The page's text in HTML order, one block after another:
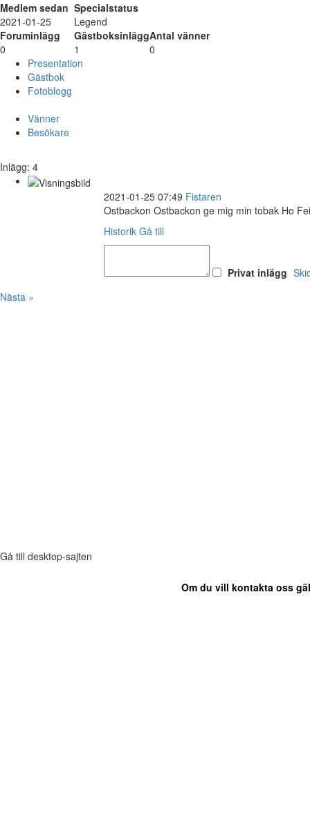
Medlem sedan Specialstatus
2021-01-25
Legend
Foruminlägg
GästboksinläggAntal vänner
0
1
0
Presentation
Gästbok
Fotoblogg
Vänner
Besökare
Inlägg: 4
2021-01-25 07:49 Fistaren
Ostbackon Ostbackon ge mig min tobak Ho
Historik Gå till
Privat inlägg
Nästa »
Gå till desktop-sajten
Om du vill kontakta oss